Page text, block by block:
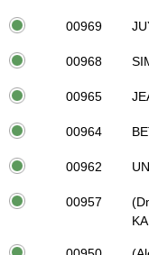
00969
00968
00965
00964
00962
00957